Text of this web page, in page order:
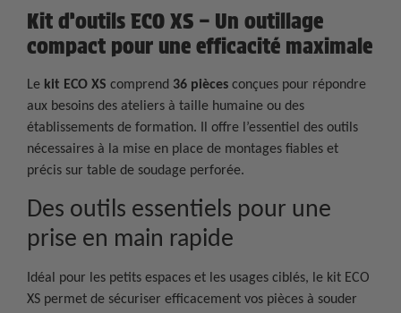
Kit d’outils ECO XS – Un outillage
compact pour une efficacité maximale
Le kit ECO XS comprend 36 pièces conçues pour répondre
aux besoins des ateliers à taille humaine ou des
établissements de formation. Il offre l’essentiel des outils
nécessaires à la mise en place de montages fiables et
précis sur table de soudage perforée.
Des outils essentiels pour une
prise en main rapide
Idéal pour les petits espaces et les usages ciblés, le kit ECO
XS permet de sécuriser efficacement vos pièces à souder